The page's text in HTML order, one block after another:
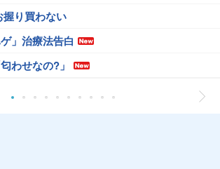
握り買わない
」治療法告白
わせなの?」